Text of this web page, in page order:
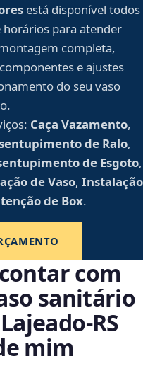
está disponível todos
para atender
completa,
e ajustes
do seu vaso
Caça Vazamento,
de Ralo,
de Esgoto,
de Vaso, Instalação
de Box.
com
sanitário
mim